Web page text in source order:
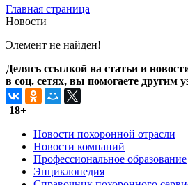
Главная страница
Новости
Элемент не найден!
Делясь ссылкой на статьи и
в соц. сетях, вы помогаете другим
18+
Новости похоронной отрасли
Новости компаний
Профессиональное образование
Энциклопедия